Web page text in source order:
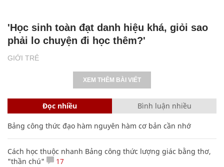
GIỚI TRẺ
'Học sinh toàn đạt danh hiệu khá, giỏi sao
phải lo chuyện đi học thêm?'
XEM THÊM BÀI VIẾT
Đọc nhiều Bình luận nhiều
Bảng công thức đạo hàm nguyên hàm cơ bản cần nhớ
Cách học thuộc nhanh Bảng công thức lượng giác bằng thơ,
"thần chú"
17